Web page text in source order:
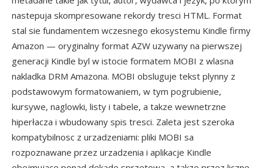
nastepuja skompresowane rekordy tresci HTML. Format
stal sie fundamentem wczesnego ekosystemu Kindle firmy
Amazon — oryginalny format AZW uzywany na pierwszej
generacji Kindle byl w istocie formatem MOBI z wlasna
nakladka DRM Amazona. MOBI obsluguje tekst plynny z
podstawowym formatowaniem, w tym pogrubienie,
kursywe, naglowki, listy i tabele, a takze wewnetrzne
hiperłacza i wbudowany spis tresci. Zaleta jest szeroka
kompatybilnosc z urzadzeniami: pliki MOBI sa
rozpoznawane przez urzadzenia i aplikacje Kindle